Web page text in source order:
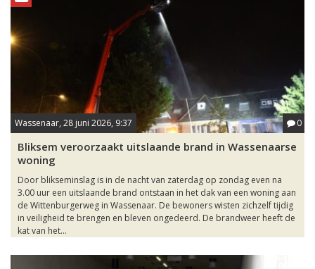
Wassenaar, 28 juni 2026, 9:37 0
Bliksem veroorzaakt uitslaande brand in Wassenaarse
woning
Door blikseminslag is in de nacht van zaterdag op zondag even na
3.00 uur een uitslaande brand ontstaan in het dak van een woning aan
de Wittenburgerweg in Wassenaar. De bewoners wisten zichzelf tijdig
in veiligheid te brengen en bleven ongedeerd. De brandweer heeft de
kat van het...